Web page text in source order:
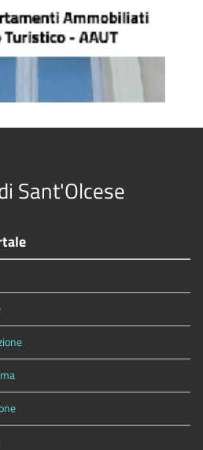
Sant'Olcese